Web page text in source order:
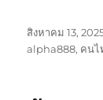
เขียน
เมื่อ
สิงหาคม 13,
alpha888, คนไ